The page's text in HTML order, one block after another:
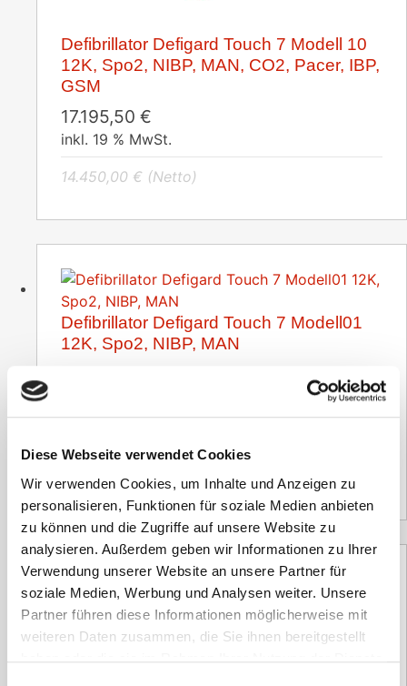
Diese Webseite verwendet Cookies
Wir verwenden Cookies, um Inhalte und Anzeigen zu
personalisieren, Funktionen für soziale Medien anbieten
zu können und die Zugriffe auf unsere Website zu
analysieren. Außerdem geben wir Informationen zu Ihrer
Verwendung unserer Website an unsere Partner für
soziale Medien, Werbung und Analysen weiter. Unsere
Partner führen diese Informationen möglicherweise mit
weiteren Daten zusammen, die Sie ihnen bereitgestellt
Defibrillator Defigard Touch 7 Modell 10
12K, Spo2, NIBP, MAN, CO2, Pacer, IBP,
GSM
17.195,50 €
inkl. 19 % MwSt.
14.450,00 € (Netto)
Defibrillator Defigard Touch 7 Modell01
12K, Spo2, NIBP, MAN
11.400,00 €(Netto)